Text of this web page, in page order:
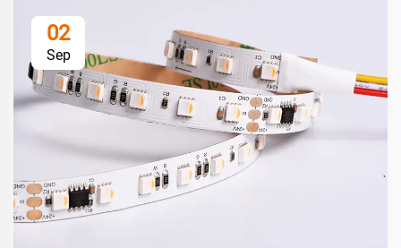
02
Sep